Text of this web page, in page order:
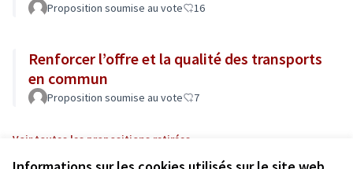
Proposition soumise au vote 16
Renforcer l’offre et la qualité des transports
en commun
Proposition soumise au vote 7
Voir toutes les propositions retirées